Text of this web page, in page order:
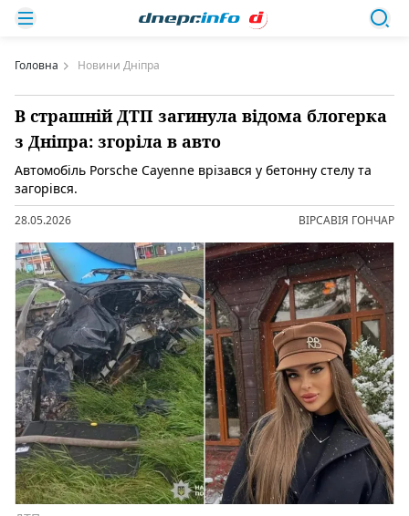
Головна Новини Дніпра
В страшній ДТП загинула відома блогерка
з Дніпра: згоріла в авто
Автомобіль Porsche Cayenne врізався у бетонну стелу та
загорівся.
28.05.2026 ВІРСАВІЯ ГОНЧАР